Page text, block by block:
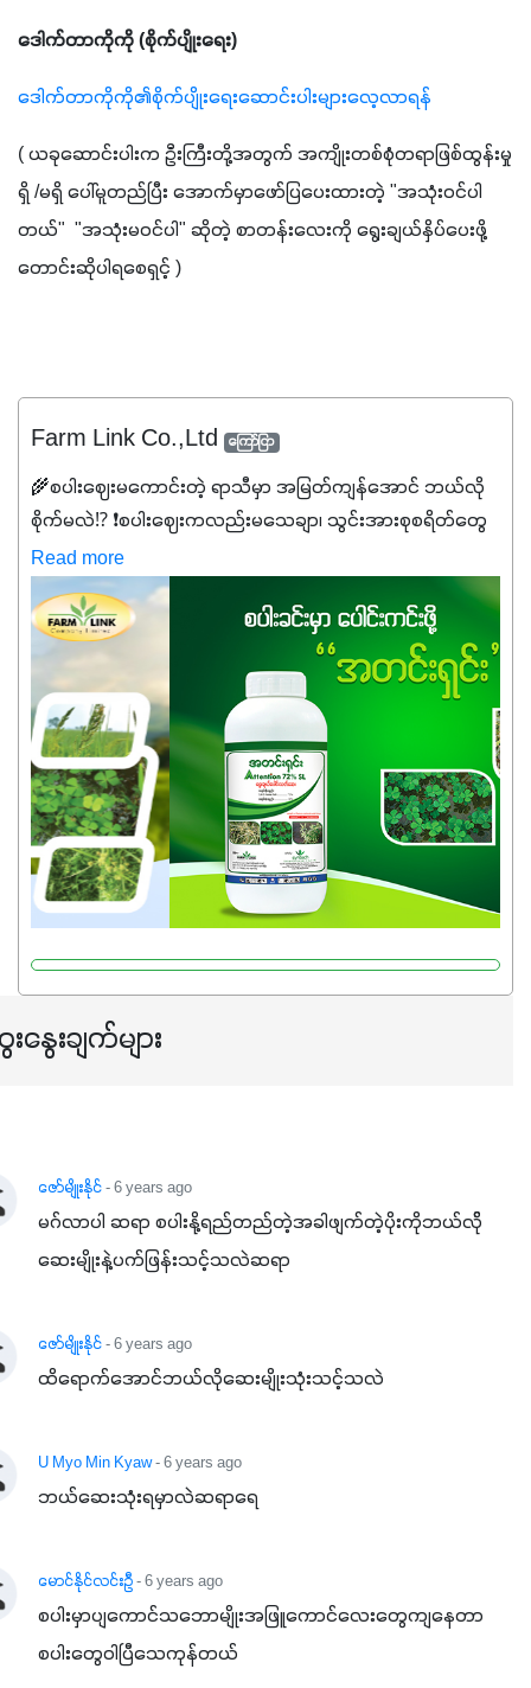
ဒေါက်တာကိုကို (စိုက်ပျိုးရေး)
ဒေါက်တာကိုကို၏စိုက်ပျိုးရေးဆောင်းပါးများလေ့လာရန်
( ယခုဆောင်းပါးက ဦးကြီးတို့အတွက် အကျိုးတစ်စုံတရာဖြစ်ထွန်းမှု
ရှိ /မရှိ ပေါ်မူတည်ပြီး အောက်မှာဖော်ပြပေးထားတဲ့ "အသုံးဝင်ပါ
တယ်"  "အသုံးမဝင်ပါ" ဆိုတဲ့ စာတန်းလေးကို ရွေးချယ်နှိပ်ပေးဖို့
တောင်းဆိုပါရစေရှင့် )
Farm Link Co.,Ltd ကြော်ငြာ
🌾စပါးဈေးမကောင်းတဲ့ ရာသီမှာ အမြတ်ကျန်အောင် ဘယ်လို
စိုက်မလဲ⁉️ ❗စပါးဈေးကလည်းမသေချာ၊ သွင်းအားစုစရိတ်တွေ
ကလည်း တက်နေတဲ့ဒီလိုအချိန်မှာ သွင်းအားစုဖိုးကို လျှော့ချပြီး
အထွက်နှုန်းကို ထိန်းထားနိုင်မှ ဦးကြီးတို့ အဆင်ပြေမှာနော် ✔️ဒါ
ကြောင့် ကိုယ်သုံးသမျှ ကိုယ့်အတွက်အကျိုးရစေမယ့်
အရည်အသွေးစိတ်ချရတဲ့ သွင်းအားစုပစ္စည်းတွေကိုပဲ ရွေးချယ်
သုံးသင့်ပါတယ်။
Read more
နွေးချက်များ
ဇော်မျိုးနိုင်- 6 years ago
မဂ်လာပါ ဆရာ စပါးနို့ရည်တည်တဲ့အခါဖျက်တဲ့ပိုးကိုဘယ်လ်ို
ဆေးမျိုးနဲ့ပက်ဖြန်းသင့်သလဲဆရာ
ဇော်မျိုးနိုင်- 6 years ago
ထိရောက်အောင်ဘယ်လိုဆေးမျိုးသုံးသင့်သလဲ
U Myo Min Kyaw- 6 years ago
ဘယ်ဆေးသုံးရမှာလဲဆရာရေ
မောင်နိုင်လင်းဦ- 6 years ago
စပါးမှာပျကောင်သဘောမျိုးအဖြူကောင်လေးတွေကျနေတာ
စပါးတွေဝါပြီသေကုန်တယ်